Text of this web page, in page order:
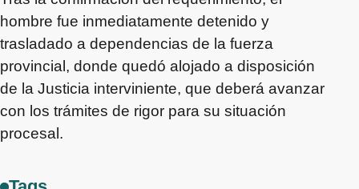
hombre fue inmediatamente detenido y
trasladado a dependencias de la fuerza
provincial, donde quedó alojado a disposición
de la Justicia interviniente, que deberá avanzar
con los trámites de rigor para su situación
procesal.